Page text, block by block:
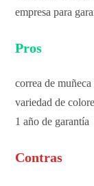
empresa para
Pros
correa de
variedad de
1 año de garantía
Contras